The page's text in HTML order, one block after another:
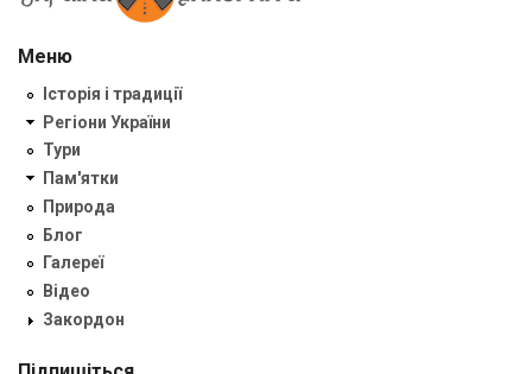
Меню
Історія і традиції
Регіони України
Тури
Пам'ятки
Природа
Блог
Галереї
Відео
Закордон